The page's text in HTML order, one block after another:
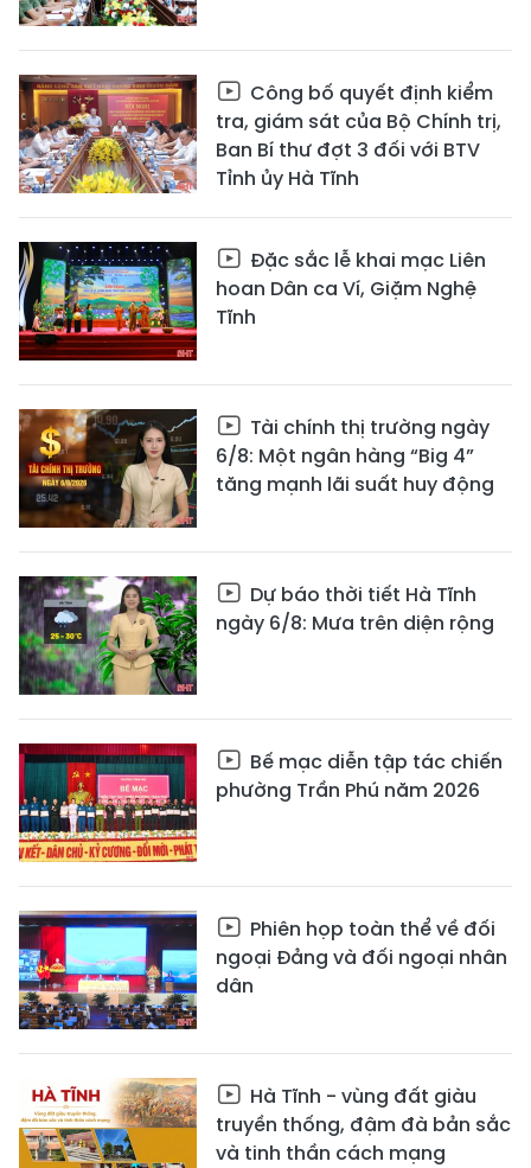
Công bố quyết định kiểm
tra, giám sát của Bộ Chính trị,
Ban Bí thư đợt 3 đối với BTV
Tỉnh ủy Hà Tĩnh
Đặc sắc lễ khai mạc Liên
hoan Dân ca Ví, Giặm Nghệ
Tĩnh
Tài chính thị trường ngày
6/8: Một ngân hàng “Big 4”
tăng mạnh lãi suất huy động
Dự báo thời tiết Hà Tĩnh
ngày 6/8: Mưa trên diện rộng
Bế mạc diễn tập tác chiến
phường Trần Phú năm 2026
Phiên họp toàn thể về đối
ngoại Đảng và đối ngoại nhân
dân
Hà Tĩnh - vùng đất giàu
truyền thống, đậm đà bản sắc
và tinh thần cách mạng